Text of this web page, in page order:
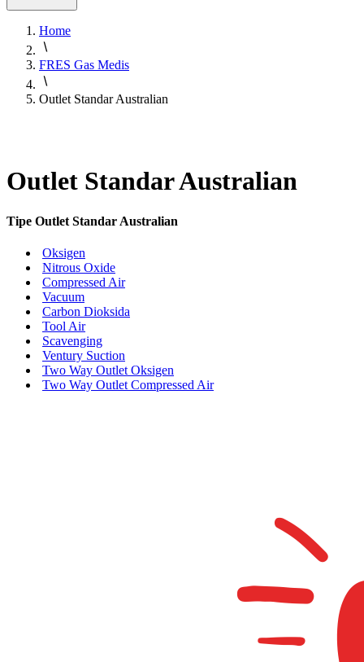
Home
FRES Gas Medis
Outlet Standar Australian
Outlet Standar Australian
Tipe Outlet Standar Australian
Oksigen
Nitrous Oxide
Compressed Air
Vacuum
Carbon Dioksida
Tool Air
Scavenging
Ventury Suction
Two Way Outlet Oksigen
Two Way Outlet Compressed Air